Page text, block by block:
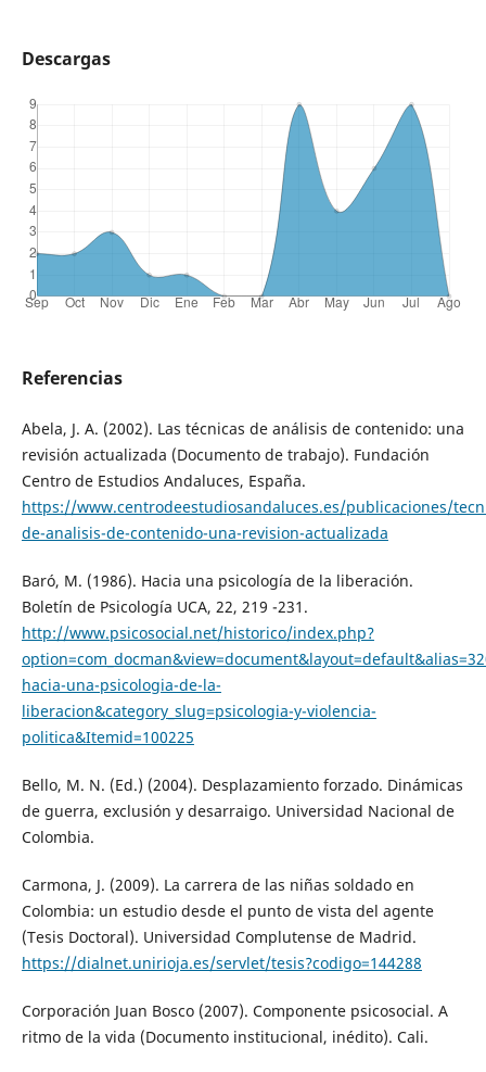
Descargas
Referencias
Abela, J. A. (2002). Las técnicas de análisis de contenido: una
revisión actualizada (Documento de trabajo). Fundación
Centro de Estudios Andaluces, España.
https://www.centrodeestudiosandaluces.es/publicaciones/
de-analisis-de-contenido-una-revision-actualizada
Baró, M. (1986). Hacia una psicología de la liberación.
Boletín de Psicología UCA, 22, 219 -231.
http://www.psicosocial.net/historico/index.php?
hacia-una-psicologia-de-la-
liberacion&category_slug=psicologia-y-violencia-
politica&Itemid=100225
Bello, M. N. (Ed.) (2004). Desplazamiento forzado. Dinámicas
de guerra, exclusión y desarraigo. Universidad Nacional de
Colombia.
Carmona, J. (2009). La carrera de las niñas soldado en
Colombia: un estudio desde el punto de vista del agente
(Tesis Doctoral). Universidad Complutense de Madrid.
https://dialnet.unirioja.es/servlet/tesis?codigo=144288
Corporación Juan Bosco (2007). Componente psicosocial. A
ritmo de la vida (Documento institucional, inédito). Cali.